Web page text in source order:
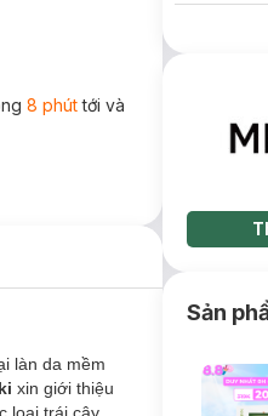
8 phúttới và
làn da mềm
xin giới thiệu
loại trái cây
Sản